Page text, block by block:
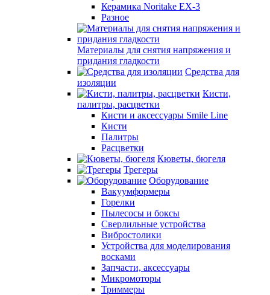
Керамика Noritake EX-3
Разное
Материалы для снятия напряжения и
придания гладкости
Средства для
изоляции
Кисти,
палитры, расцветки
Кисти и аксессуары Smile Line
Кисти
Палитры
Расцветки
Кюветы, бюгеля
Трегеры
Оборудование
Вакуумформеры
Горелки
Пылесосы и боксы
Сверлильные устройства
Вибростолики
Устройства для моделирования
восками
Запчасти, аксессуары
Микромоторы
Триммеры